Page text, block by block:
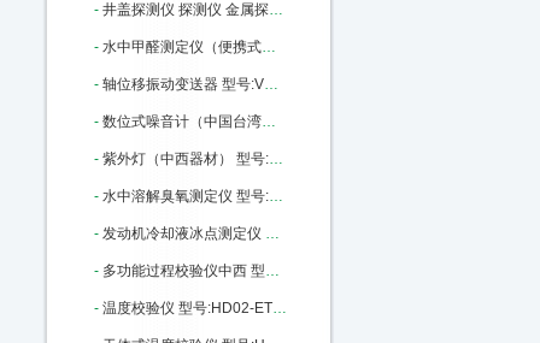
- 井盖探测仪 探测仪 金属探测仪中西 型号:WD06-RD312库号：M2506
- 水中甲醛测定仪（便携式）/便携式水中甲醛测定仪/甲醛测定仪（便携式台式可选）（中西器材） 型号:CH10/P-308库号：M216448
- 轴位移振动变送器 型号:VX66-TR2001-01-01-01-01库号：M99649
- 数位式噪音计（中国台湾） 型号:GD27/TES-1350A库号：M280634
- 紫外灯（中西器材） 型号:MG69/ZWD-15库号：M401250
- 水中溶解臭氧测定仪 型号:ND06-DOZ-7600库号：M103630
- 发动机冷却液冰点测定仪 型号:XH42-XH-138B库号：M22354
- 多功能过程校验仪中西 型号:HD02-ETX-2025 库号：M22453
- 温度校验仪 型号:HD02-ETX-1810库号：M22448